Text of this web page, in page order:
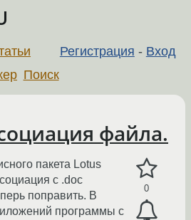
Регистрация - Вход
Поиск
файла.
0
пакета Lotus
с .doc
поправить. В
программы с